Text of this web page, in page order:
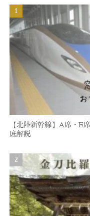
【北陸新幹線】A席・E
底解説